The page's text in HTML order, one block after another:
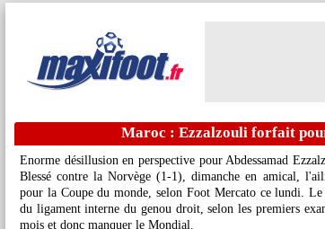
Maroc : Ezzalzouli forfait
Enorme désillusion en perspective pour Abdessamad
Blessé contre la Norvège (1-1), dimanche en amical,
pour la Coupe du monde, selon Foot Mercato ce lundi.
du ligament interne du genou droit, selon les premiers
mois et donc manquer le Mondial.